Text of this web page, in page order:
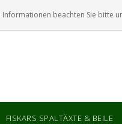
ANMELDEN
FISKARS SPALTÄXTE & BEILE
Informationen beachten Sie bitte